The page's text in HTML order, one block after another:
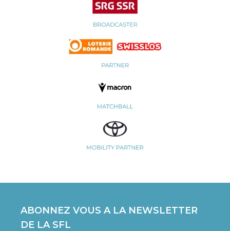
ABONNEZ VOUS A LA NEWSLETTER
DE LA SFL